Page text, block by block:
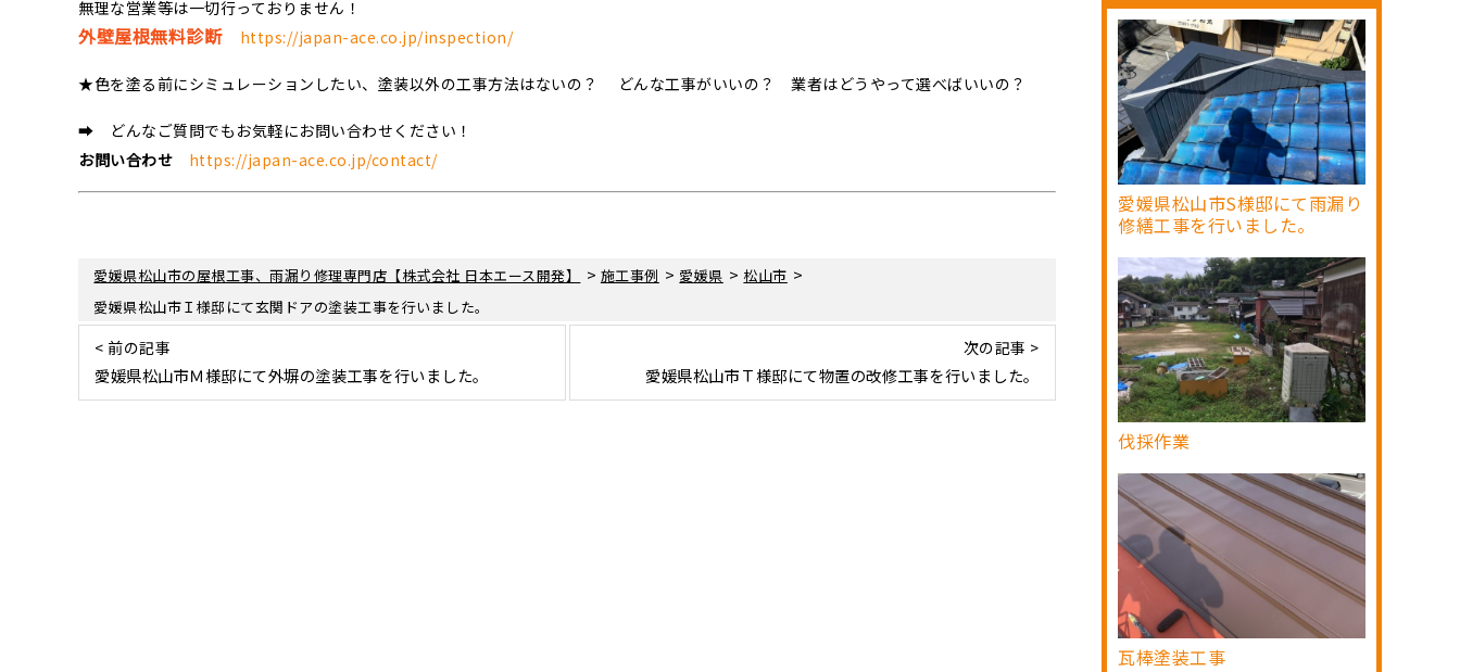
無理な営業等は一切行っておりません！
外壁屋根無料診断 https://japan-ace.co.jp/inspection/
★色を塗る前にシミュレーションしたい、塗装以外の工事方法はないの？ どんな工事がいいの？ 業者はどうやって選べばいいの？
➡ どんなご質問でもお気軽にお問い合わせください！
お問い合わせ
https://japan-ace.co.jp/contact/
愛媛県松山市の屋根工事、雨漏り修理専門店【株式会社 日本エース開発】 > 施工事例 > 愛媛県 >松山市 >
愛媛県松山市Ｉ様邸にて玄関ドアの塗装工事を行いました。
< 前の記事
愛媛県松山市Ｍ様邸にて外塀の塗装工事を行いました。
次の記事 >
愛媛県松山市Ｔ様邸にて物置の改修工事を行いました。
愛媛県松山市S様邸にて雨漏り
修繕工事を行いました。
伐採作業
瓦棒塗装工事